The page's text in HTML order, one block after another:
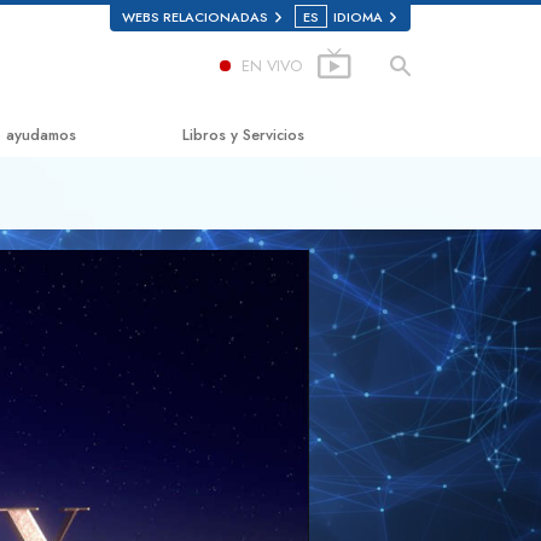
WEBS RELACIONADAS ES IDIOMA
EN VIVO
ayudamos
Scholastics
Sobre las Drogas
por los Derechos Humanos
Ciudadana de Derechos
Libros y Servicios
Libros de Audio
Conferencias introductorias
Películas Introductorias
Comenzando Servicios